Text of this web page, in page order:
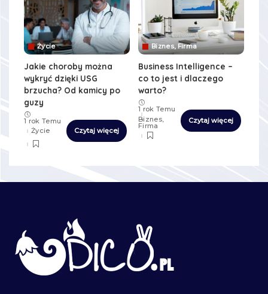
Życie
Jakie choroby można
wykryć dzięki USG
brzucha? Od kamicy po
guzy
1 rok Temu
Życie
Czytaj więcej
Biznes, Firma
Business Intelligence –
co to jest i dlaczego
warto?
1 rok Temu
Biznes,
Firma
Czytaj więcej